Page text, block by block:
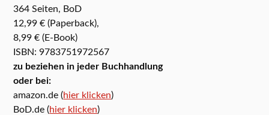
364 Seiten, BoD
12,99 € (Paperback),
8,99 € (E-Book)
ISBN: 9783751972567
zu beziehen in jeder Buchhandlung
oder bei:
amazon.de (hier klicken)
BoD.de (hier klicken)